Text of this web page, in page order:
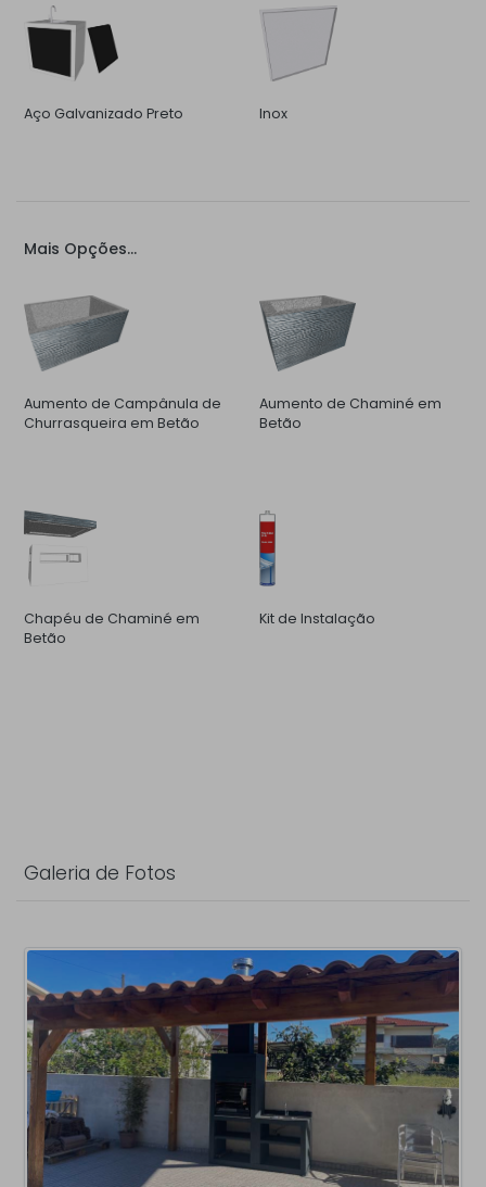
Aço Galvanizado Preto Inox
Mais Opções...
Aumento de Campânula de
Churrasqueira em Betão
Aumento de Chaminé em
Betão
Chapéu de Chaminé em
Betão
Kit de Instalação
Galeria de Fotos